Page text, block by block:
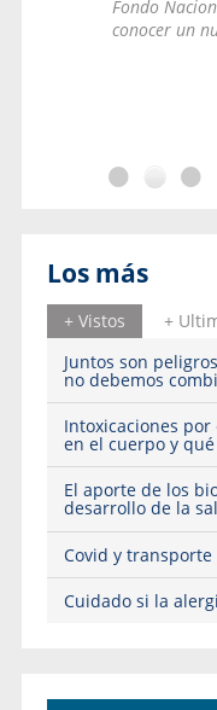
Fondo
conocer un
Los más
+ Vistos
+
Juntos son
no debemos
Intoxicaciones por
en el cuerpo y
El aporte de los
desarrollo de la
Covid y
Cuidado si la